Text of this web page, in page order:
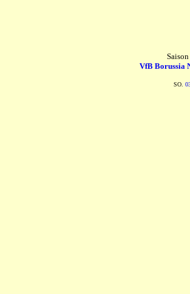
VfB Borussia
SO.